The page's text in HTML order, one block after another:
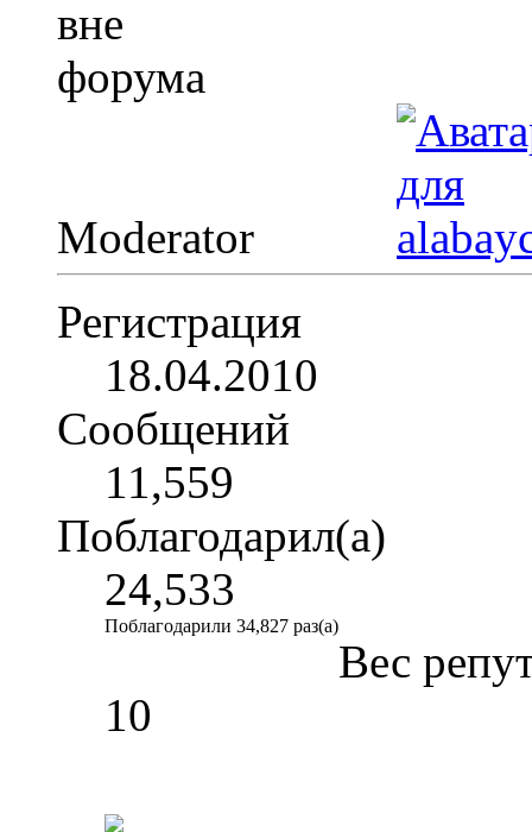
Moderator
Регистрация
18.04.2010
Сообщений
11,559
Поблагодарил(а)
24,533
Поблагодарили 34,827 раз(а)
Вес
10